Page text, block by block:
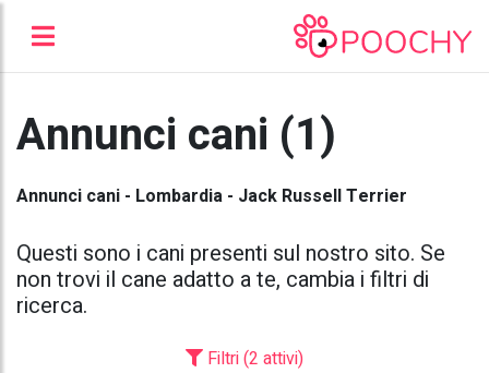
Annunci cani (1)
Annunci cani - Lombardia - Jack Russell Terrier
Questi sono i cani presenti sul nostro sito. Se
non trovi il cane adatto a te, cambia i filtri di
ricerca.
Filtri (2 attivi)